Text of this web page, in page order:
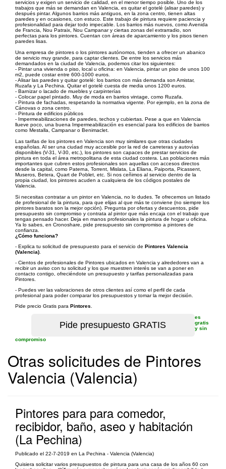
servicios y exigen un servicio de calidad, en el menor tiempo posible. Uno de los
trabajos que más se demandan en Valencia, es quitar el gotelé (alisar paredes) y
después pintar. Algunos barrios más antiguos, en la zona centro, tienen altas
paredes y en ocasiones, con estuco. Este trabajo de pintura requiere paciencia y
profesionalidad para dejar todo impecable. Los barrios más nuevos, como Avenida
de Francia, Nou Patraix, Nou Campanar y ciertas zonas del extrarradio, son
perfectas para los pintores. Cuentan con áreas de aparcamiento y los pisos tienen
paredes lisas.
Una empresa de pintores o los pintores autónomos, tienden a ofrecer un abanico
de servicio muy grande, para captar clientes. De entre los servicios más
demandados en la ciudad de Valencia, podemos citar los siguientes:
- Pintar una vivienda o piso, local u oficina: en Valencia, pintar un piso de unos 100
m2, puede costar entre 600-1000 euros.
- Alisar las paredes y quitar gotelé: los barrios con más demanda son Amistar,
Ruzafa y La Pechina. Quitar el gotelé cuesta de media unos 1200 euros.
- Barnizar o lacado de muebles y carpinterías
- Colocar papel pintado. Muy de moda en barrios vintage, como Ruzafa.
- Pintura de fachadas, respetando la normativa vigente. Por ejemplo, en la zona de
Cánovas o zona centro.
- Pintura de edificios públicos
- Impermeabilizaciones de paredes, techos y cubiertas. Pese a que en Valencia
llueve poco, una buena Impermeabilización es esencial para los edificios de barrios
como Mestalla, Campanar o Benimaclet.
Las tarifas de los pintores en Valencia son muy similares que otras ciudades
españolas. Al ser una ciudad muy accesible por la red de carreteras y autovías
disponibles (V-31, V-30, etc.), los pintores son capaces de prestar servicios de
pintura en toda el área metropolitana de esta ciudad costera. Las poblaciones más
importantes que cubren estos profesionales son aquellas con accesos directos
desde la capital, como Paterna, Torrent, Mislata, La Eliana, Paiporta, Picassent,
Museros, Betera, Quart de Poblet, etc. Si nos ceñimos al servicio dentro de la
propia ciudad, los pintores acuden a cualquiera de los códigos postales de
Valencia.
Si necesitas contratar a un pintor en Valencia, no lo dudes. Te ofrecemos un listado
de profesional de la pintura, para que elijas al que más te conviene (no siempre los
pintores baratos son la mejor opción). Pregunta por ofertas y descuentos, pide
presupuesto sin compromiso y contrata al pintor que más encaja con el trabajo que
tengas pensado hacer. Deja en manos profesionales la pintura de hogar u oficina.
Ya lo sabes, en Cronoshare, pide presupuesto sin compromiso a pintores de
confianza.
¿Cómo funciona?
- Explica tu solicitud de presupuesto para el servicio de Pintores Valencia
(Valencia)
- Cientos de profesionales de Pintores ubicados en Valencia y alrededores van a
recibir un aviso con tu solicitud y los que muestren interés se van a poner en
contacto contigo, ofreciéndote un presupuesto y tarifas personalizadas para
Pintores.
- Puedes ver las valoraciones de otros clientes así como el perfil de cada
profesional para poder comparar los presupuestos y tomar la mejor decisión.
Pide precio Gratis para Pintores
es
gratis
y sin
compromiso
Otras solicitudes de Pintores
Valencia (Valencia)
Pintores para para comedor,
recibidor, baño, aseo y habitación
(La Pechina)
Publicado el 22-7-2019 en La Pechina - Valencia (Valencia)
Quisiera solicitar varios presupuestos de pintura para una casa de los años 60 con